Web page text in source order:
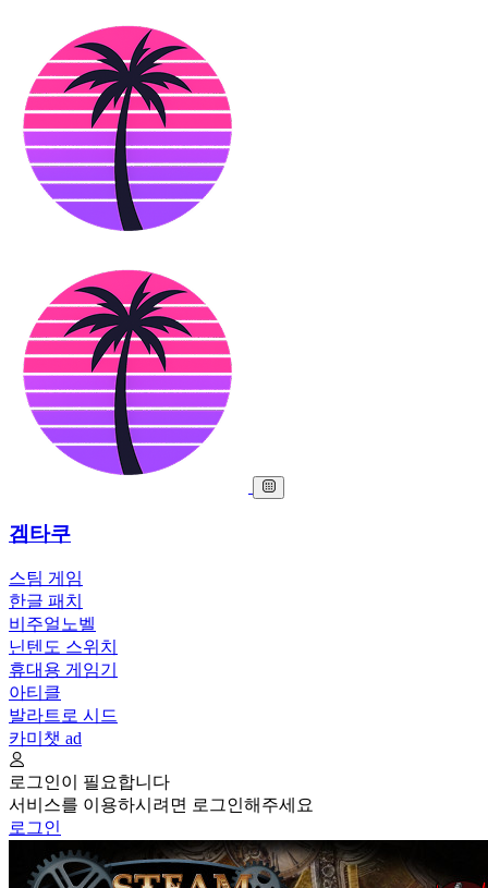
겜타쿠
스팀 게임
한글 패치
비주얼노벨
닌텐도 스위치
휴대용 게임기
아티클
발라트로 시드
카미챗 ad
로그인이 필요합니다
서비스를 이용하시려면 로그인해주세요
로그인